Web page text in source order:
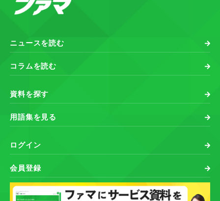
ニュースを読む
コラムを読む
資料を探す
用語集を見る
ログイン
会員登録